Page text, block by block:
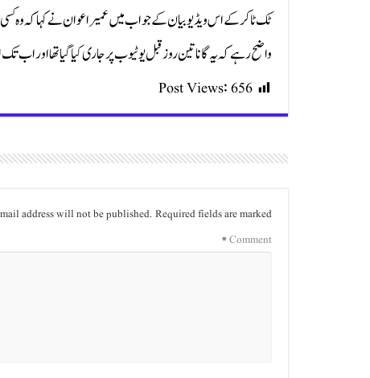
ٹک ٹاکر کے اس ویڈیو بیان کے جواب میں عمیر اعوان نے کہا کہ وہ کسی
واضح رہے کہ یہ گانا تین روز قبل یوٹیوب پر جاری کیا گیا تھا اور اب تک اسے 99 ہزار سے زائد ویوز مل
Post Views:656
address will not be published.Required fields are marked
Comment
*